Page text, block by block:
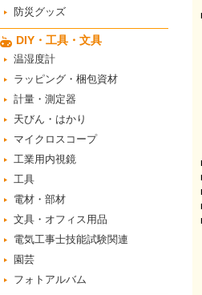
防災グッズ
DIY・工具・文具
温湿度計
ラッピング・梱包資材
計量・測定器
天びん・はかり
マイクロスコープ
工業用内視鏡
工具
電材・部材
文具・オフィス用品
電気工事士技能試験関連
園芸
フォトアルバム